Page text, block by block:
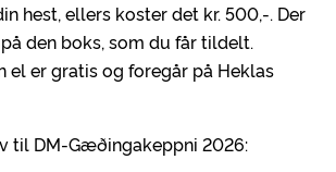
hest, ellers koster det kr. 500,-. Der
den boks, som du får tildelt.
el er gratis og foregår på Heklas
til DM-Gæðingakeppni 2026: